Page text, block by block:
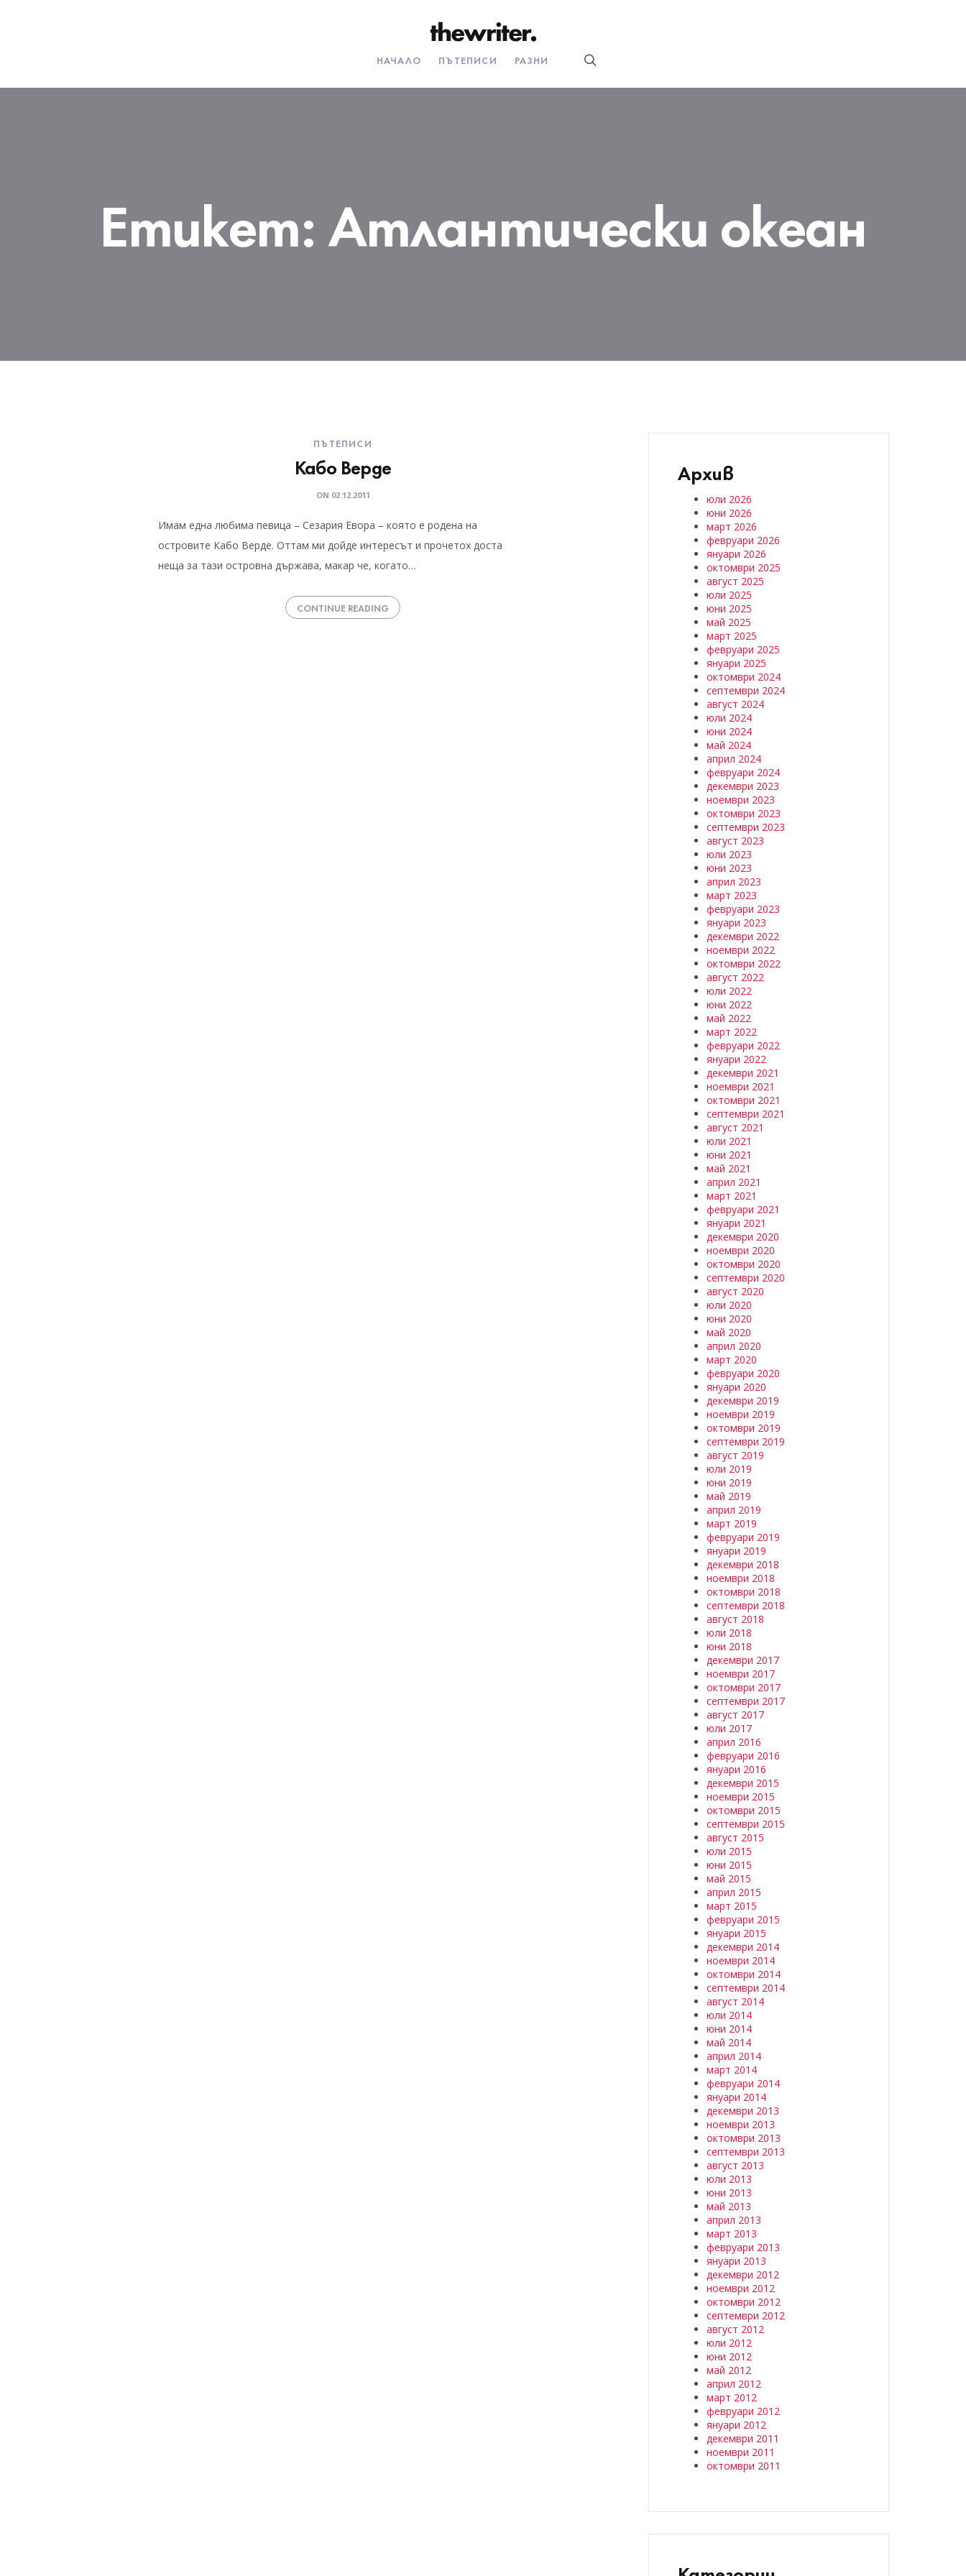
НАЧАЛО ПЪТЕПИСИ РАЗНИ
Етикет:Атлантически океан
ПЪТЕПИСИ
Кабо Верде
ON 02.12.2011
Имам една любима певица – Сезария Евора – която е родена на
островите Кабо Верде. Оттам ми дойде интересът и прочетох доста
неща за тази островна държава, макар че, когато…
CONTINUE READING
Архив
юли 2026
юни 2026
март 2026
февруари 2026
януари 2026
октомври 2025
август 2025
юли 2025
юни 2025
май 2025
март 2025
февруари 2025
януари 2025
октомври 2024
септември 2024
август 2024
юли 2024
юни 2024
май 2024
април 2024
февруари 2024
декември 2023
ноември 2023
октомври 2023
септември 2023
август 2023
юли 2023
юни 2023
април 2023
март 2023
февруари 2023
януари 2023
декември 2022
ноември 2022
октомври 2022
август 2022
юли 2022
юни 2022
май 2022
март 2022
февруари 2022
януари 2022
декември 2021
ноември 2021
октомври 2021
септември 2021
август 2021
юли 2021
юни 2021
май 2021
април 2021
март 2021
февруари 2021
януари 2021
декември 2020
ноември 2020
октомври 2020
септември 2020
август 2020
юли 2020
юни 2020
май 2020
април 2020
март 2020
февруари 2020
януари 2020
декември 2019
ноември 2019
октомври 2019
септември 2019
август 2019
юли 2019
юни 2019
май 2019
април 2019
март 2019
февруари 2019
януари 2019
декември 2018
ноември 2018
октомври 2018
септември 2018
август 2018
юли 2018
юни 2018
декември 2017
ноември 2017
октомври 2017
септември 2017
август 2017
юли 2017
април 2016
февруари 2016
януари 2016
декември 2015
ноември 2015
октомври 2015
септември 2015
август 2015
юли 2015
юни 2015
май 2015
април 2015
март 2015
февруари 2015
януари 2015
декември 2014
ноември 2014
октомври 2014
септември 2014
август 2014
юли 2014
юни 2014
май 2014
април 2014
март 2014
февруари 2014
януари 2014
декември 2013
ноември 2013
октомври 2013
септември 2013
август 2013
юли 2013
юни 2013
май 2013
април 2013
март 2013
февруари 2013
януари 2013
декември 2012
ноември 2012
октомври 2012
септември 2012
август 2012
юли 2012
юни 2012
май 2012
април 2012
март 2012
февруари 2012
януари 2012
декември 2011
ноември 2011
октомври 2011